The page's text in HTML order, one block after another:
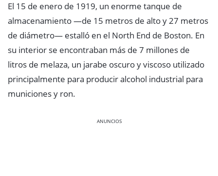
El 15 de enero de 1919, un enorme tanque de
almacenamiento —de 15 metros de alto y 27 metros
de diámetro— estalló en el North End de Boston. En
su interior se encontraban más de 7 millones de
litros de melaza, un jarabe oscuro y viscoso utilizado
principalmente para producir alcohol industrial para
municiones y ron.
ANUNCIOS